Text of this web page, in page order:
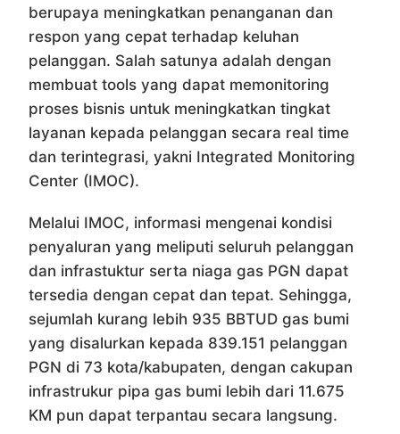
berupaya meningkatkan penanganan dan
respon yang cepat terhadap keluhan
pelanggan. Salah satunya adalah dengan
membuat tools yang dapat memonitoring
proses bisnis untuk meningkatkan tingkat
layanan kepada pelanggan secara real time
dan terintegrasi, yakni Integrated Monitoring
Center (IMOC).
Melalui IMOC, informasi mengenai kondisi
penyaluran yang meliputi seluruh pelanggan
dan infrastuktur serta niaga gas PGN dapat
tersedia dengan cepat dan tepat. Sehingga,
sejumlah kurang lebih 935 BBTUD gas bumi
yang disalurkan kepada 839.151 pelanggan
PGN di 73 kota/kabupaten, dengan cakupan
infrastrukur pipa gas bumi lebih dari 11.675
KM pun dapat terpantau secara langsung.